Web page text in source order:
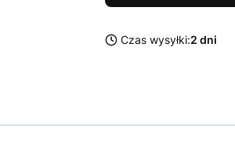
Czas wysyłki:2 dni